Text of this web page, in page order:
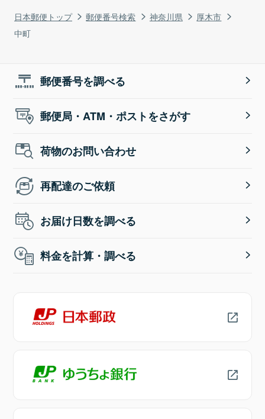
日本郵便トップ 郵便番号検索 神奈川県
厚木市
中町
郵便番号を調べる
郵便局・ATM・ポストをさがす
荷物のお問い合わせ
再配達のご依頼
お届け日数を調べる
料金を計算・調べる